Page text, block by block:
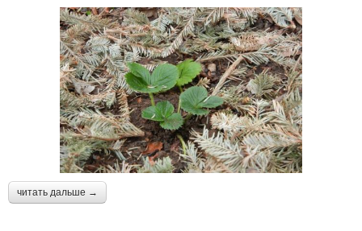
читать дальше →